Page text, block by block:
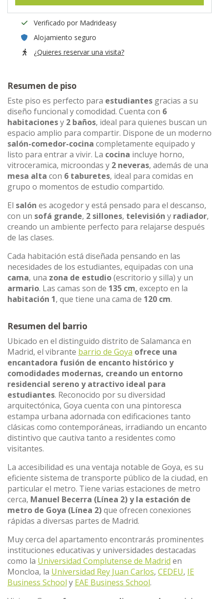
Verificado por Madrideasy
Alojamiento seguro
¿Quieres reservar una visita?
Resumen de piso
Este piso es perfecto para estudiantes gracias a su
diseño funcional y comodidad. Cuenta con 6
habitacionesy 2 baños, ideal para quienes buscan un
espacio amplio para compartir. Dispone de un moderno
salón-comedor-cocina completamente equipado y
listo para entrar a vivir. La cocina incluye horno,
vitroceramica, microondas y 2 neveras, además de una
mesa alta con 6 taburetes, ideal para comidas en
grupo o momentos de estudio compartido.
El salón es acogedor y está pensado para el descanso,
con un sofá grande, 2 sillones, televisión y radiador,
creando un ambiente perfecto para relajarse después
de las clases.
Cada habitación está diseñada pensando en las
necesidades de los estudiantes, equipadas con una
cama, una zona de estudio(escritorio y silla) y un
armario. Las camas son de 135 cm, excepto en la
habitación 1, que tiene una cama de 120 cm.
Resumen del barrio
Ubicado en el distinguido distrito de Salamanca en
Madrid, el vibrante barrio de Goya ofrece una
encantadora fusión de encanto histórico y
comodidades modernas, creando un entorno
residencial sereno y atractivo ideal para
estudiantes. Reconocido por su diversidad
arquitectónica, Goya cuenta con una pintoresca
estampa urbana adornada con edificaciones tanto
clásicas como contemporáneas, irradiando un encanto
distintivo que cautiva tanto a residentes como
visitantes.
La accesibilidad es una ventaja notable de Goya, es su
eficiente sistema de transporte público de la ciudad, en
particular el metro. Tiene varias estaciones de metro
cerca, Manuel Becerra (Línea 2) y la estación de
metro de Goya (Línea 2)que ofrecen conexiones
rápidas a diversas partes de Madrid.
Muy cerca del apartamento encontrarás prominentes
instituciones educativas y universidades destacadas
como la Universidad Complutense de Madrid en
Moncloa, la Universidad Rey Juan Carlos, CEDEU, IE
Business School y EAE Business School.